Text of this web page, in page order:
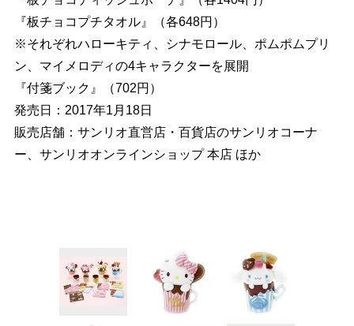
『板チョコプチタオル』（各648円）
※それぞれハローキティ、シナモロール、ポムポムプリ
ン、マイメロディの4キャラクターを展開
『付箋ブック』（702円）
発売日：2017年1月18日
販売店舗：サンリオ直営店・百貨店のサンリオコーナ
ー、サンリオオンラインショップ 本店 ほか